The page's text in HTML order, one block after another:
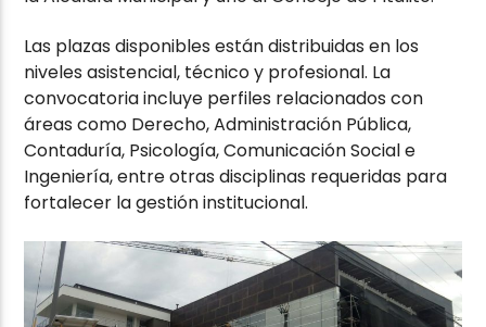
Las plazas disponibles están distribuidas en los
niveles asistencial, técnico y profesional. La
convocatoria incluye perfiles relacionados con
áreas como Derecho, Administración Pública,
Contaduría, Psicología, Comunicación Social e
Ingeniería, entre otras disciplinas requeridas para
fortalecer la gestión institucional.